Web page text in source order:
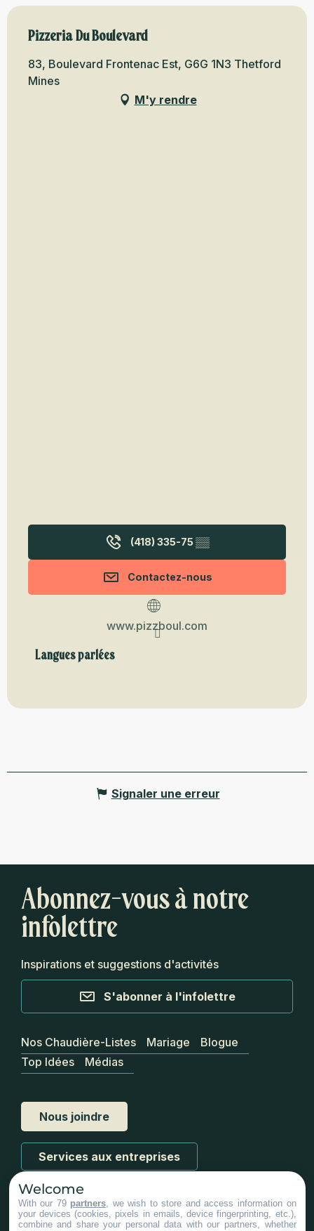
Pizzeria Du Boulevard
83, Boulevard Frontenac Est, G6G 1N3 Thetford
Mines
M'y rendre
(418) 335-75 ▒▒
Contactez-nous
www.pizzboul.com
Langues parlées
Langues parlées
Signaler une erreur
Abonnez-vous à notre
infolettre
Inspirations et suggestions d'activités
S'abonner à l'infolettre
Nous joindre
Services aux entreprises
Nos Chaudière-Listes Mariage
Blogue
Top Idées
Médias
Welcome
With our 79 partners , we wish to store and access information on
your devices (cookies, pixels in emails, device fingerprinting, etc.),
combine and share your personal data with our partners, whether